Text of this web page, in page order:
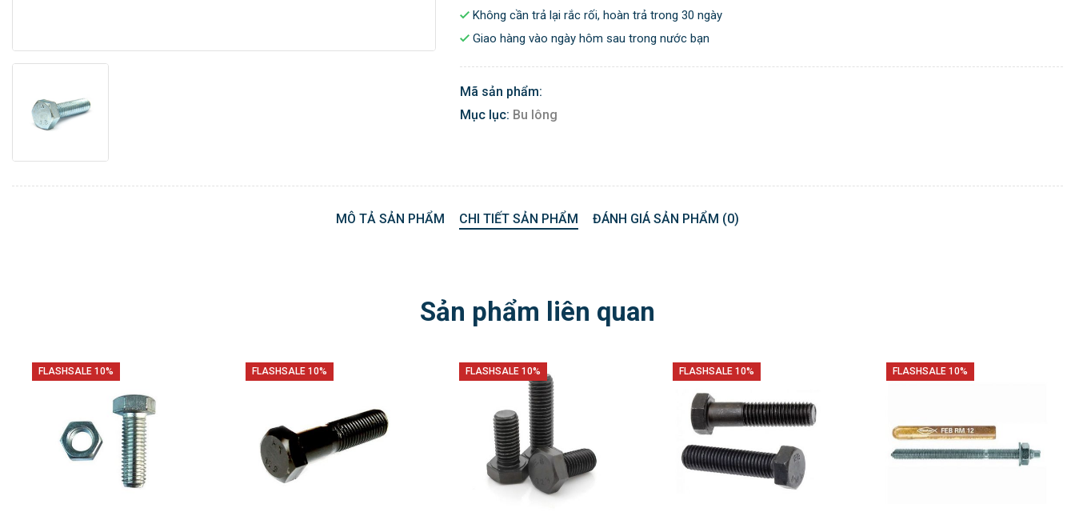
Không cần trả lại rắc rối, hoàn trả trong 30 ngày
Giao hàng vào ngày hôm sau trong nước bạn
Mã sản phẩm:
Mục lục: Bu lông
MÔ TẢ SẢN PHẨM CHI TIẾT SẢN PHẨM ĐÁNH GIÁ SẢN PHẨM (0)
Sản phẩm liên quan
FLASHSALE 10% FLASHSALE 10% FLASHSALE 10% FLASHSALE 10% FLASHSALE 10%